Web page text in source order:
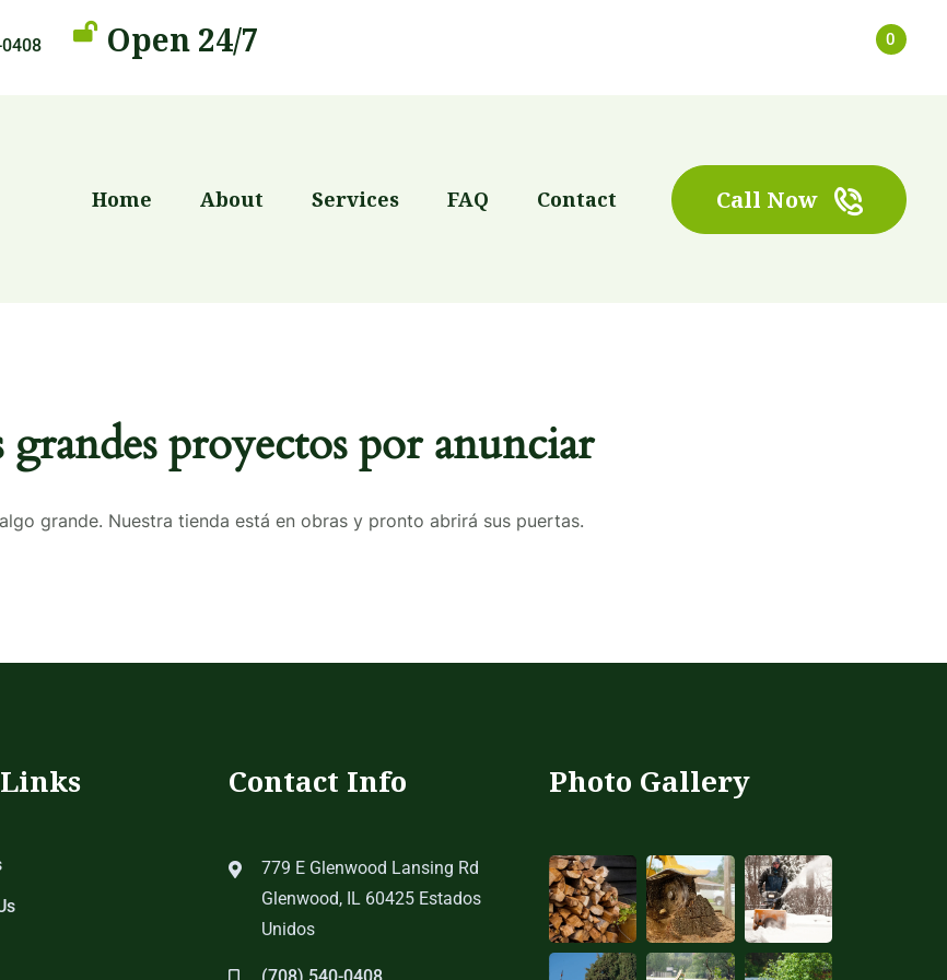
Open 24/7 0
Home About Services FAQ Contact Call Now
proyectos por anunciar
grande. Nuestra tienda está en obras y pronto abrirá sus puertas.
Contact Info
779 E Glenwood Lansing Rd
Glenwood, IL 60425 Estados
Unidos
Photo Gallery